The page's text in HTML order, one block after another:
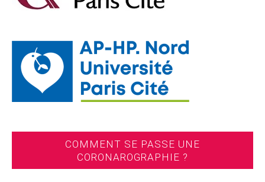
COMMENT SE PASSE UNE
CORONAROGRAPHIE ?